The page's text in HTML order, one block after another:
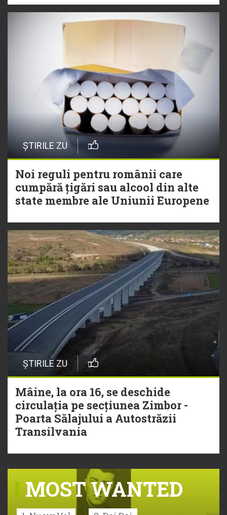
ȘTIRILE ZU
Noi reguli pentru românii care
cumpără țigări sau alcool din alte
state membre ale Uniunii Europene
ȘTIRILE ZU
Mâine, la ora 16, se deschide
circulația pe secțiunea Zimbor -
Poarta Sălajului a Autostrăzii
Transilvania
MOST WANTED